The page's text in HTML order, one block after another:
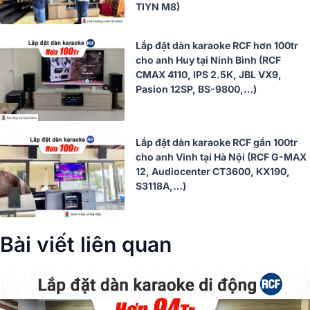
TIYN M8)
Lắp đặt dàn karaoke RCF hơn 100tr
cho anh Huy tại Ninh Bình (RCF
CMAX 4110, IPS 2.5K, JBL VX9,
Pasion 12SP, BS-9800,…)
Lắp đặt dàn karaoke RCF gần 100tr
cho anh Vinh tại Hà Nội (RCF G-MAX
12, Audiocenter CT3600, KX190,
S3118A,…)
Bài viết liên quan